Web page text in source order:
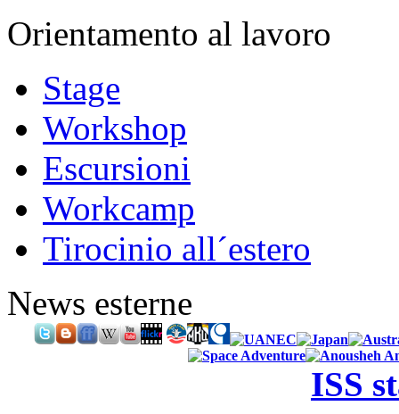
Orientamento al lavoro
Stage
Workshop
Escursioni
Workcamp
Tirocinio all´estero
News esterne
ISS